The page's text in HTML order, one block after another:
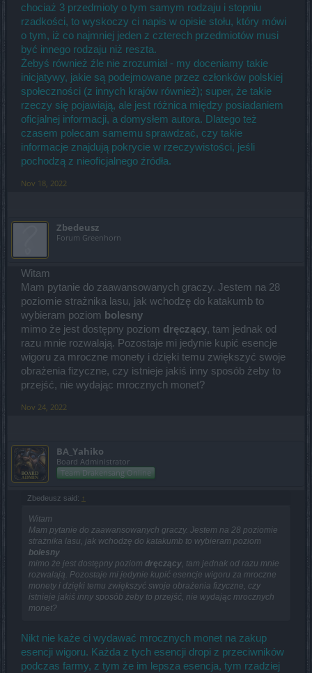
chociaż 3 przedmioty o tym samym rodzaju i stopniu
rzadkości, to wyskoczy ci napis w opisie stołu, który mówi
o tym, iż co najmniej jeden z czterech przedmiotów musi
być innego rodzaju niż reszta.
Żebyś również źle nie zrozumiał - my doceniamy takie
inicjatywy, jakie są podejmowane przez członków polskiej
społeczności (z innych krajów również); super, że takie
rzeczy się pojawiają, ale jest różnica między posiadaniem
oficjalnej informacji, a domysłem autora. Dlatego też
czasem polecam samemu sprawdzać, czy takie
informacje znajdują pokrycie w rzeczywistości, jeśli
pochodzą z nieoficjalnego źródła.
Nov 18, 2022
Zbedeusz
Forum Greenhorn
Witam
Mam pytanie do zaawansowanych graczy. Jestem na 28
poziomie strażnika lasu, jak wchodzę do katakumb to
wybieram poziom bolesny
mimo że jest dostępny poziom dręczący, tam jednak od
razu mnie rozwalają. Pozostaje mi jedynie kupić esencje
wigoru za mroczne monety i dzięki temu zwiększyć swoje
obrażenia fizyczne, czy istnieje jakiś inny sposób żeby to
przejść, nie wydając mrocznych monet?
Nov 24, 2022
BA_Yahiko
Board Administrator
Team Drakensang Online
Zbedeusz said: ↑
Witam
Mam pytanie do zaawansowanych graczy. Jestem na 28 poziomie
strażnika lasu, jak wchodzę do katakumb to wybieram poziom
bolesny
mimo że jest dostępny poziom dręczący, tam jednak od razu mnie
rozwalają. Pozostaje mi jedynie kupić esencje wigoru za mroczne
monety i dzięki temu zwiększyć swoje obrażenia fizyczne, czy
istnieje jakiś inny sposób żeby to przejść, nie wydając mrocznych
monet?
Nikt nie każe ci wydawać mrocznych monet na zakup
esencji wigoru. Każda z tych esencji dropi z przeciwników
podczas farmy, z tym że im lepsza esencja, tym rzadziej